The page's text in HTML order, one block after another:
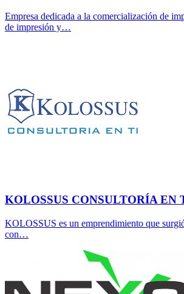
Empresa dedicada a la comercialización de
de impresión y…
KOLOSSUS CONSULTORÍA EN
KOLOSSUS es un emprendimiento que
con…